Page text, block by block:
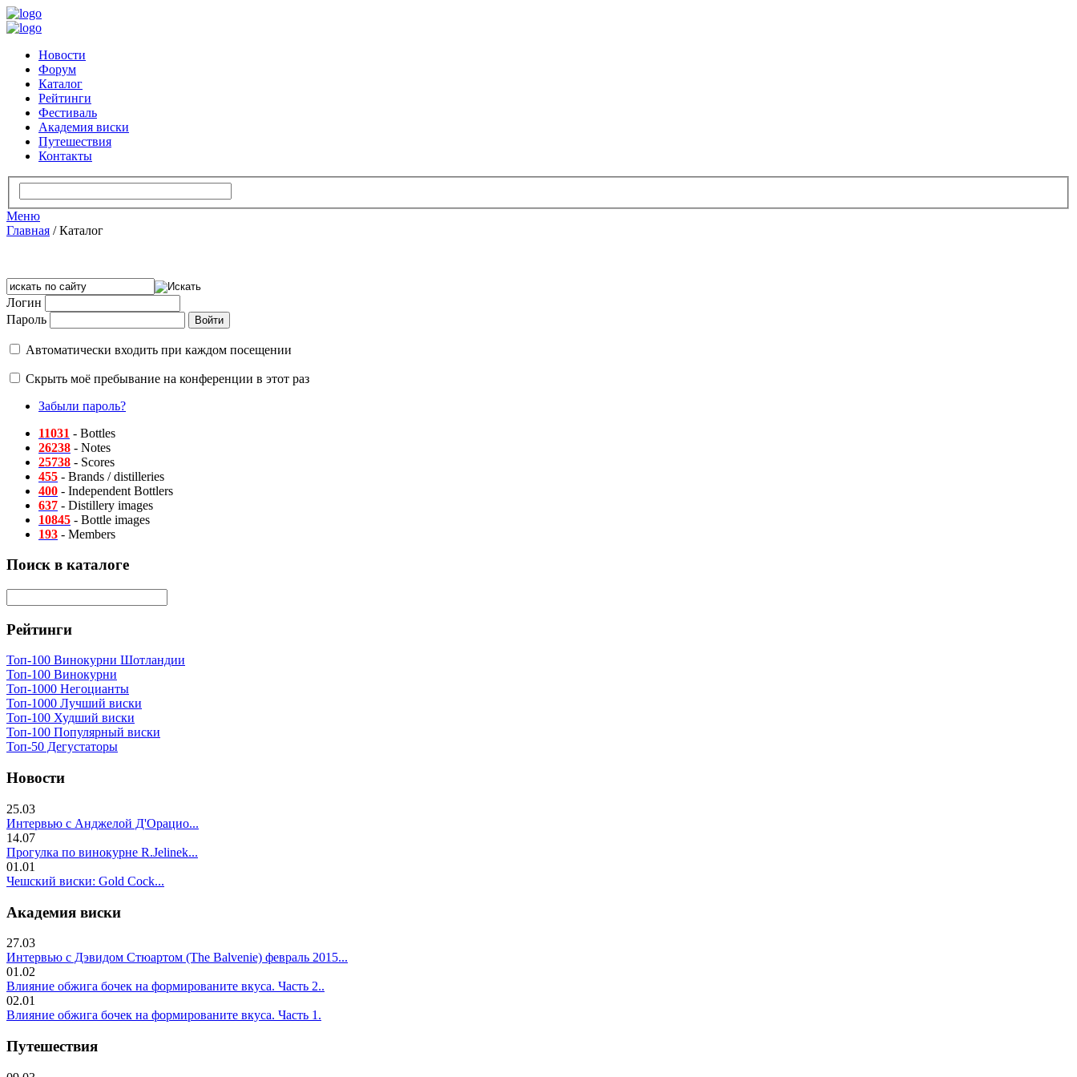
Новости
Форум
Каталог
Рейтинги
Фестиваль
Академия виски
Путешествия
Контакты
Меню
Главная /Каталог
Логин
Пароль
Автоматически входить при каждом посещении
Скрыть моё пребывание на конференции в этот раз
Забыли пароль?
11031 - Bottles
26238 - Notes
25738 - Scores
455 - Brands / distilleries
400 - Independent Bottlers
637 - Distillery images
10845 - Bottle images
193 - Members
Поиск в каталоге
Рейтинги
Топ-100 Винокурни Шотландии
Топ-100 Винокурни
Топ-1000 Негоцианты
Топ-1000 Лучший виски
Топ-100 Худший виски
Топ-100 Популярный виски
Топ-50 Дегустаторы
Новости
25.03
Интервью с Анджелой Д'Орацио...
14.07
Прогулка по винокурне R.Jelinek...
01.01
Чешский виски: Gold Cock...
Академия виски
27.03
Интервью с Дэвидом Стюартом (The Balvenie) февраль 2015...
01.02
Влияние обжига бочек на формированите вкуса. Часть 2..
02.01
Влияние обжига бочек на формированите вкуса. Часть 1.
Путешествия